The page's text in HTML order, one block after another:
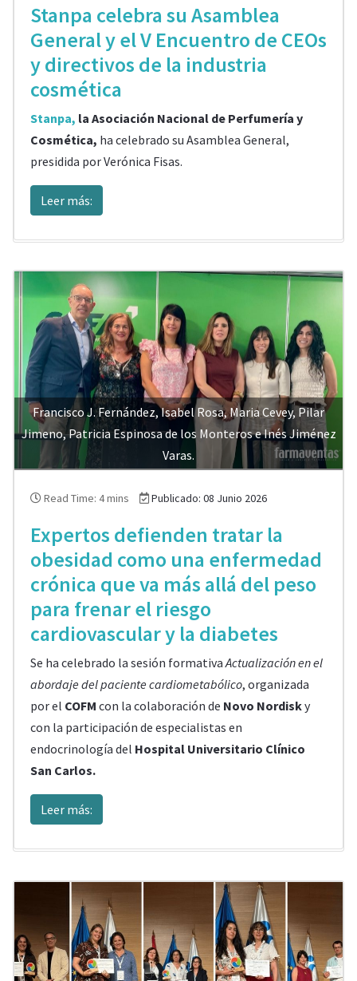
Stanpa celebra su Asamblea
General y el V Encuentro de CEOs
y directivos de la industria
cosmética
Stanpa, la Asociación Nacional de Perfumería y
Cosmética, ha celebrado su Asamblea General,
presidida por Verónica Fisas.
Leer más:
Francisco J. Fernández, Isabel Rosa, Maria Cevey, Pilar
Jimeno, Patricia Espinosa de los Monteros e Inés Jiménez
Varas.
Read Time: 4 mins Publicado: 08 Junio 2026
Expertos defienden tratar la
obesidad como una enfermedad
crónica que va más allá del peso
para frenar el riesgo
cardiovascular y la diabetes
Se ha celebrado la sesión formativaActualización en el
abordaje del paciente cardiometabólico, organizada
por el COFM con la colaboración de Novo Nordisky
con la participación de especialistas en
endocrinología del Hospital Universitario Clínico
San Carlos.
Leer más: